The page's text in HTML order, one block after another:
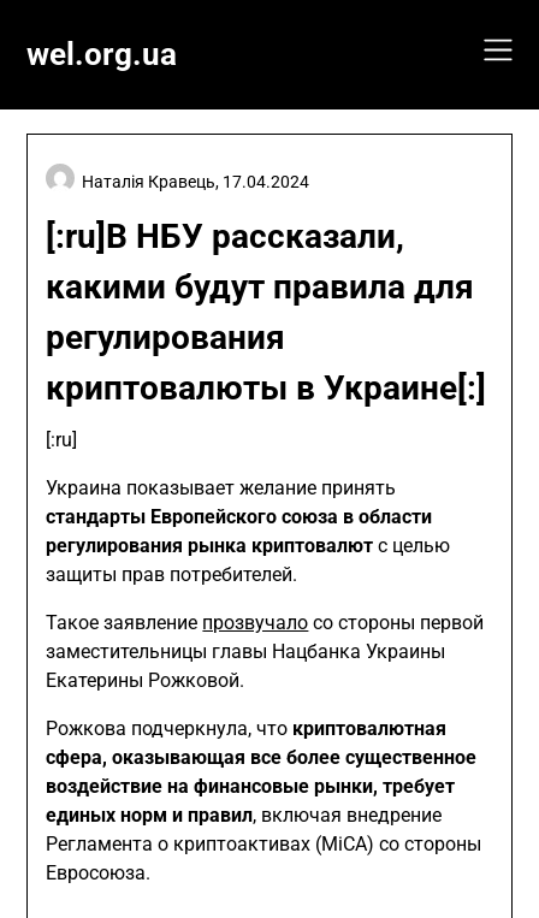
content
wel.org.ua
[:ru]В НБУ рассказали,
какими будут правила для
регулирования
криптовалюты в Украине[:]
Наталія Кравець, 17.04.2024
[:ru]
Украина показывает желание принять
стандарты Европейского союза в области
регулирования рынка криптовалют с целью
защиты прав потребителей.
Такое заявление прозвучало со стороны первой
заместительницы главы Нацбанка Украины
Екатерины Рожковой.
Рожкова подчеркнула, что криптовалютная
сфера, оказывающая все более существенное
воздействие на финансовые рынки, требует
единых норм и правил, включая внедрение
Регламента о криптоактивах (MiCA) со стороны
Евросоюза.